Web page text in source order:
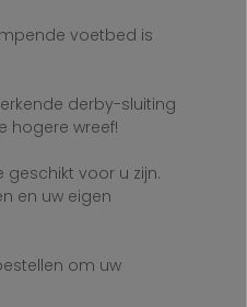
voetbed is
derby-sluiting
hogere wreef!
voor u zijn.
en uw eigen
om uw